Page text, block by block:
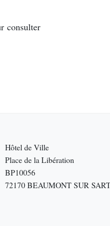
consulter
Hôtel de Ville
Place de la Libération
BP10056
72170 BEAUMONT SUR